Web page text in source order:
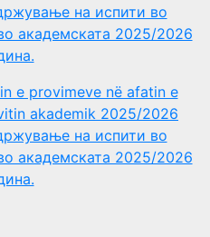
на испити во
академската 2025/2026
e provimeve në afatin e
akademik 2025/2026
на испити во
академската 2025/2026